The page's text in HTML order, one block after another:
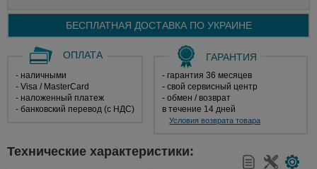
БЕСПЛАТНАЯ ДОСТАВКА ПО УКРАИНЕ
ОПЛАТА
- наличными
- Visa / MasterCard
- наложенный платеж
- банковский перевод (с НДС)
ГАРАНТИЯ
- гарантия 36 месяцев
- свой сервисный центр
- обмен / возврат
в течение 14 дней
Условия возврата товара
Технические характеристики: